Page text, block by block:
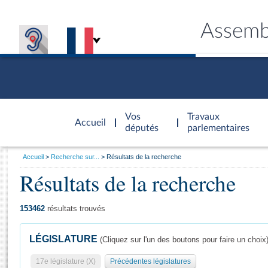
Accueil
d'accueil
Vos
députés
Travaux
parlementaires
Général
Vous
Accueil Recherche sur... Résultats de la recherche
Résultats de la recherche
153462 résultats trouvés
LÉGISLATURE (Cliquez sur l'un des boutons pour faire un choix)
17e législature (X) Précédentes législatures